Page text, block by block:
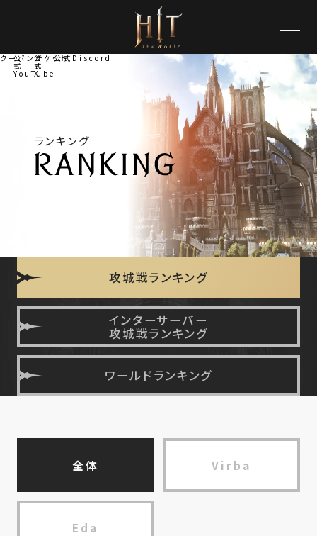
クーポンチケット
公
式
YouTube
公
式
X
公式Discord
ランキング
攻城戦ランキング
インターサーバー
攻城戦ランキング
ワールドランキング
全体 Virba
Eda